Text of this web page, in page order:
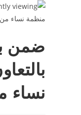
ضمن
نساء